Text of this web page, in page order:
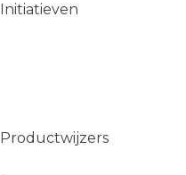
Initiatieven
Productwijzers